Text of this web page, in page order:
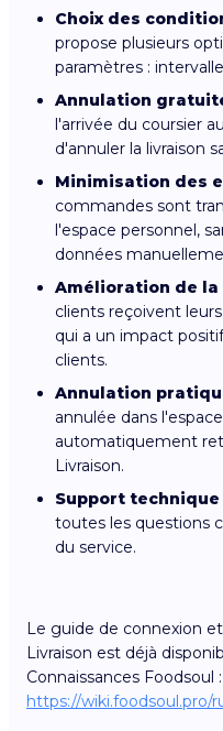
Choix des
propose plusieurs
paramètres :
Annulation
l'arrivée du coursier
d'annuler la livraison
Minimisation des
commandes sont
l'espace personnel,
données
Amélioration de
clients reçoivent
qui a un impact
clients.
Annulation
annulée dans
automatiquement
Livraison.
Support technique
toutes les questions
du service.
Le guide de connexion
Livraison est déjà
Connaissances Foodsoul :
https://wiki.foodsoul.pro/